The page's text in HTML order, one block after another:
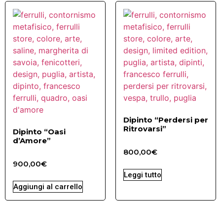
Dipinto “Oasi
d’Amore”
900,00€
Aggiungi al carrello
Dipinto “Perdersi per
Ritrovarsi”
800,00€
Leggi tutto